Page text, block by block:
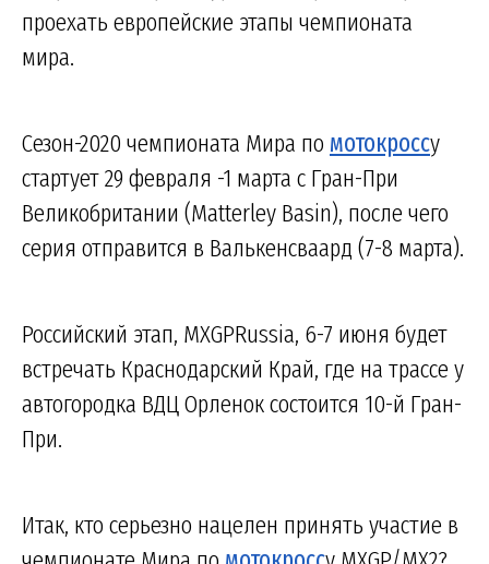
проехать европейские этапы чемпионата
мира.
Сезон-2020 чемпионата Мира по мотокроссу
стартует 29 февраля -1 марта с Гран-При
Великобритании (Matterley Basin), после чего
серия отправится в Валькенсваард (7-8 марта).
Российский этап, MXGPRussia, 6-7 июня будет
встречать Краснодарский Край, где на трассе у
автогородка ВДЦ Орленок состоится 10-й Гран-
При.
Итак, кто серьезно нацелен принять участие в